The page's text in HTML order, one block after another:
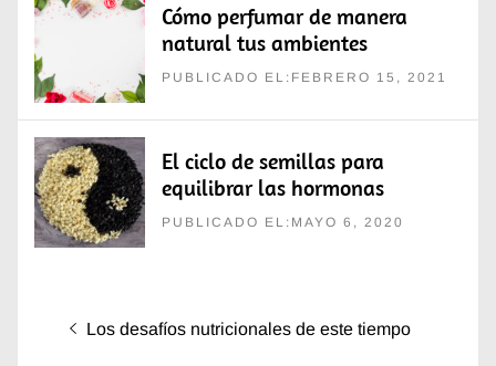
Cómo perfumar de manera
natural tus ambientes
PUBLICADO EL:FEBRERO 15, 2021
El ciclo de semillas para
equilibrar las hormonas
PUBLICADO EL:MAYO 6, 2020
Navegación
Entrada
Los desafíos nutricionales de este tiempo